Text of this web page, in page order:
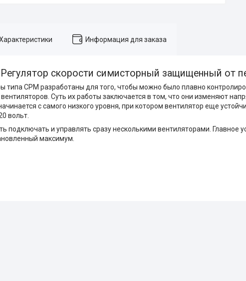
Информация для заказа
скорости симисторный защищенный от
типа СРМ разработаны для того, чтобы можно было плавно
Суть их работы заключается в том, что они изменяют
с самого низкого уровня, при котором вентилятор еще
вольт.
подключать и управлять сразу несколькими вентиляторами.
максимум.